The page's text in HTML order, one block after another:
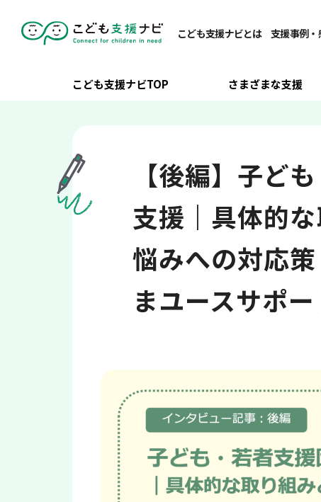
こども支援ナビとは 支援事例
こども支援ナビTOP さまざまな支援
こども支援ナビTOP / 関係者・地域連携
【後編】子ど
支援｜具体的
悩みへの対応
まユースサポ